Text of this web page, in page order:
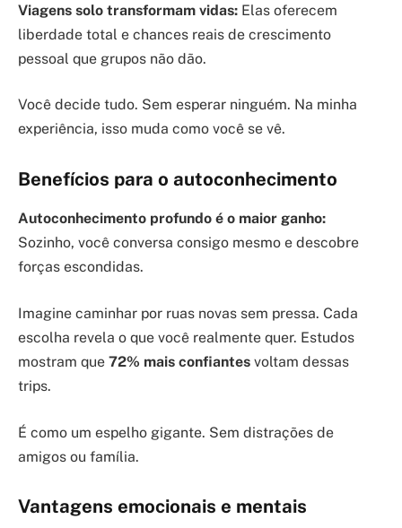
Viagens solo transformam vidas: Elas oferecem
liberdade total e chances reais de crescimento
pessoal que grupos não dão.
Você decide tudo. Sem esperar ninguém. Na minha
experiência, isso muda como você se vê.
Benefícios para o autoconhecimento
Autoconhecimento profundo é o maior ganho:
Sozinho, você conversa consigo mesmo e descobre
forças escondidas.
Imagine caminhar por ruas novas sem pressa. Cada
escolha revela o que você realmente quer. Estudos
mostram que 72% mais confiantes voltam dessas
trips.
É como um espelho gigante. Sem distrações de
amigos ou família.
Vantagens emocionais e mentais